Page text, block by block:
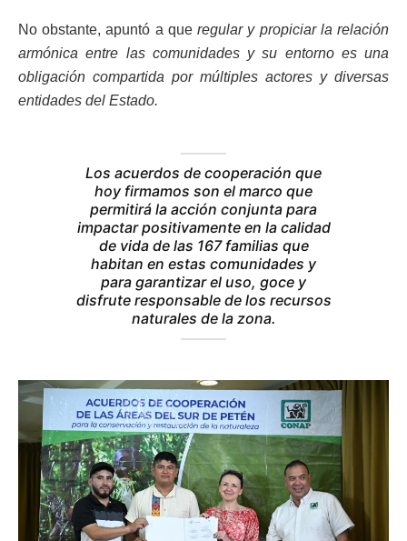
No obstante, apuntó a queregular y propiciar la relación
armónica entre las comunidades y su entorno es una
obligación compartida por múltiples actores y diversas
entidades del Estado.
Los acuerdos de cooperación que
hoy firmamos son el marco que
permitirá la acción conjunta para
impactar positivamente en la calidad
de vida de las 167 familias que
habitan en estas comunidades y
para garantizar el uso, goce y
disfrute responsable de los recursos
naturales de la zona.